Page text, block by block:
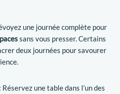
une journée complète pour
sans vous presser. Certains
deux journées pour savourer
une table dans l’un des